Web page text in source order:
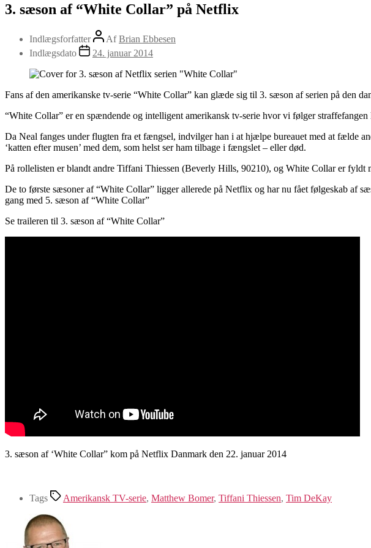
3. sæson af “White Collar” på Netflix
Indlægsforfatter AfBrian Ebbesen
Indlægsdato
24. januar 2014
Fans af den amerikanske tv-serie “White Collar” kan glæde sig til 3. sæson af serien på den
“White Collar” er en spændende og intelligent amerikansk tv-serie hvor vi følger
Da Neal fanges under flugten fra et fængsel, indvilger han i at hjælpe bureauet med at fælde
‘katten efter musen’ med dem, som helst ser ham tilbage i fængslet – eller død.
På rollelisten er blandt andre Tiffani Thiessen (Beverly Hills, 90210), og White Collar er fyldt
De to første sæsoner af “White Collar” ligger allerede på Netflix og har nu fået følgeskab af
gang med 5. sæson af “White Collar”
Se traileren til 3. sæson af “White Collar”
3. sæson af ‘White Collar” kom på Netflix Danmark den 22. januar 2014
Tags Amerikansk TV-serie, Matthew Bomer, Tiffani Thiessen, Tim DeKay